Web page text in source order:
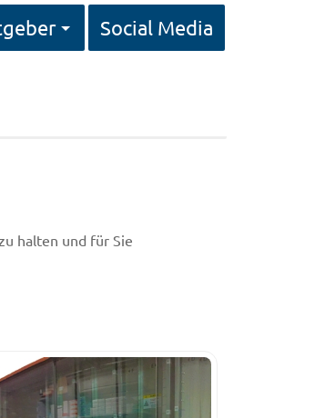
Social Media
halten und für Sie